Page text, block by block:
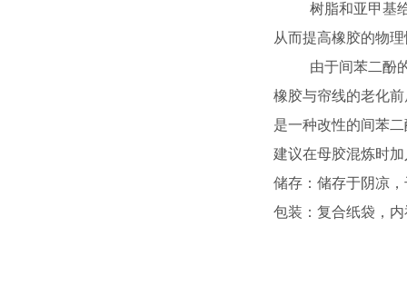
树脂和亚甲基给
从而提高橡胶的物
由于间苯二酚的
橡胶与帘线的老化
是一种改性的间苯
建议在母胶混炼时
储存：储存于阴凉
包装：复合纸袋，